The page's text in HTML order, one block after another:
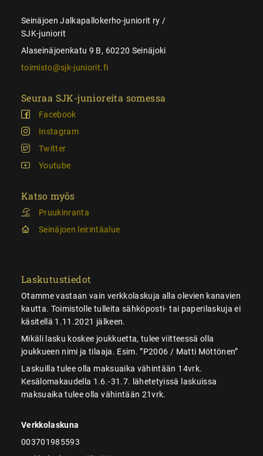
Seinäjoen Jalkapallokerho-juniorit ry /
SJK-juniorit
Alaseinäjoenkatu 9 B, 60220 Seinäjoki
toimisto@sjk-juniorit.fi
Seuraa SJK-junioreita somessa
Facebook
Instagram
Twitter
Youtube
Katso myös
Pruukinranta
Seinäjoen leirintäalue
Laskutustiedot
Otamme vastaan vain verkkolaskuja alla olevien kanavien
kautta. Toimistolle tulleita sähköposti- tai paperilaskuja ei
käsitellä 1.11.2021 jälkeen.
Mikäli lasku koskee joukkuetta, tulee viitteessä olla
joukkueen nimi ja tilaaja. Esim. ”P2006 / Matti Möttönen”
Laskuilla tulee olla maksuaika vähintään 14vrk.
Kesälomakaudella 1.6.-31.7. lähetetyissä laskuissa
maksuaika tulee olla vähintään 21vrk.
Verkkolaskuna
003701985593